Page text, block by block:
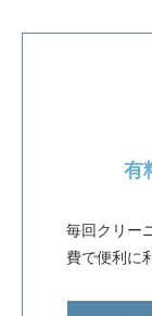
有
毎回クリー
費で便利に